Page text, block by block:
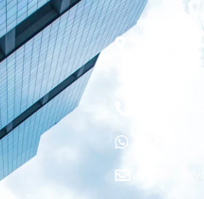
Rua Padre
Conjunto
Tatuapé,